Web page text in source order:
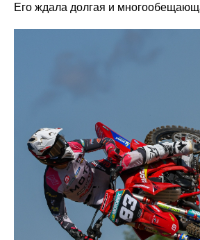
Его ждала долгая и